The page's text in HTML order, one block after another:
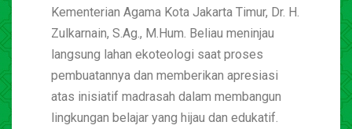
Kementerian Agama Kota Jakarta Timur, Dr. H.
Zulkarnain, S.Ag., M.Hum. Beliau meninjau
langsung lahan ekoteologi saat proses
pembuatannya dan memberikan apresiasi
atas inisiatif madrasah dalam membangun
lingkungan belajar yang hijau dan edukatif.